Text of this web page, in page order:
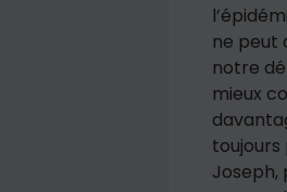
ne peut
notre
mieux
toujours
Joseph,